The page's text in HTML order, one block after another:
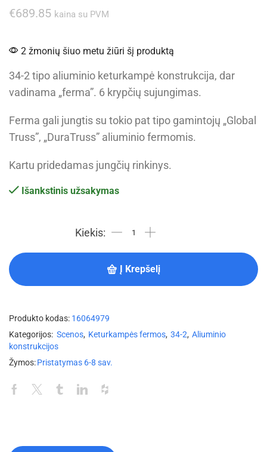
€689.85 kaina su PVM
2 žmonių šiuo metu žiūri šį produktą
34-2 tipo aliuminio keturkampė konstrukcija, dar
vadinama „ferma”. 6 krypčių sujungimas.
Ferma gali jungtis su tokio pat tipo gamintojų „Global
Truss”, „DuraTruss” aliuminio fermomis.
Kartu pridedamas jungčių rinkinys.
Išankstinis užsakymas
Į Krepšelį
Produkto kodas: 16064979
Kategorijos: Scenos, Keturkampės fermos, 34-2, Aliuminio
konstrukcijos
Žymos:Pristatymas 6-8 sav.